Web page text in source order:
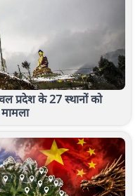
प्रदेश के 27 स्थानों को